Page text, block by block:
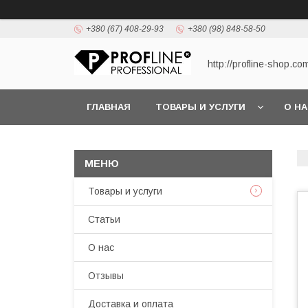
+380 (67) 408-29-93 +380 (98) 848-58-50
http://profline-
ГЛАВНАЯ ТОВАРЫ И УСЛУГИ О
Товары и услуги
Статьи
О нас
Отзывы
Доставка и оплата